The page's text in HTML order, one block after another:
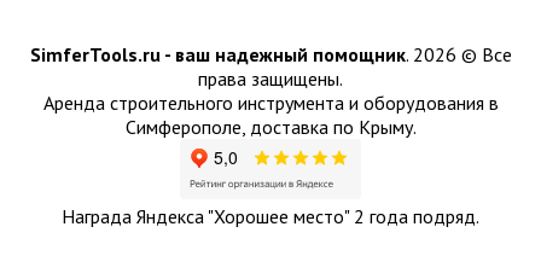
SimferTools.ru - ваш надежный помощник. 2026 © Все
права защищены.
Аренда строительного инструмента и оборудования в
Симферополе, доставка по Крыму.
Награда Яндекса "Хорошее место" 2 года подряд.